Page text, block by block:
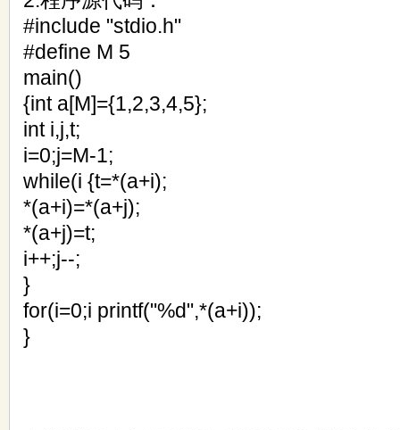
#include "stdio.h"
#define M 5
main()
{int a[M]={1,2,3,4,5};
int i,j,t;
i=0;j=M-1;
while(i {t=*(a+i);
*(a+i)=*(a+j);
*(a+j)=t;
i++;j--;
}
for(i=0;i printf("%d",*(a+i));
}